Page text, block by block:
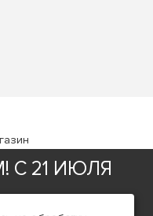
С 21 ИЮЛЯ